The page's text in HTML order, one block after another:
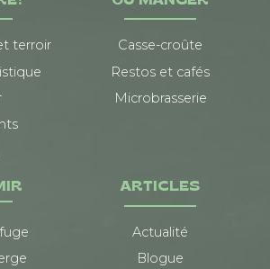
terroir
Casse-croûte
Restos et cafés
Microbrasserie
ARTICLES
Actualité
Blogue